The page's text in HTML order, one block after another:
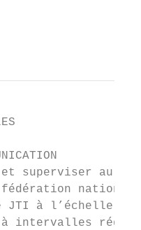
superviser au
JTI à l’échelle
intervalles